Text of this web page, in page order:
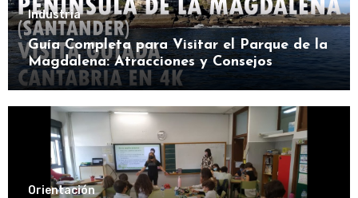
Industria
Guía Completa para Visitar el Parque de la
Magdalena: Atracciones y Consejos
Orientación